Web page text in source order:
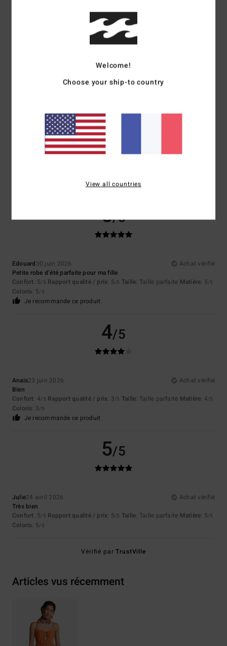
3 avis vérifiés
depuis avril 2026
67% de nos clients recommandent ce produit
Rapport qualité / prix
Trop petit Trop grand
4.7
Coloris
5/5
Edouard30 juin 2026
Achat vérifié
Petite robe d’été parfaite pour ma fille
Confort: 5/5 Rapport qualité / prix: 5/5 Taille: Taille parfaite Matière: 5/5
Coloris: 5/5
Je recommande ce produit
4/5
Anais23 juin 2026
Achat vérifié
Bien
Confort: 4/5 Rapport qualité / prix: 3/5 Taille: Taille parfaite Matière: 4/5
Coloris: 3/5
Je recommande ce produit
5/5
Julie24 avril 2026
Achat vérifié
Très bien
Confort: 5/5 Rapport qualité / prix: 5/5 Taille: Taille parfaite Matière: 5/5
Coloris: 5/5
Vérifié parTrustVille
Articles vus récemment
Welcome!
Choose your ship-to country
View all countries